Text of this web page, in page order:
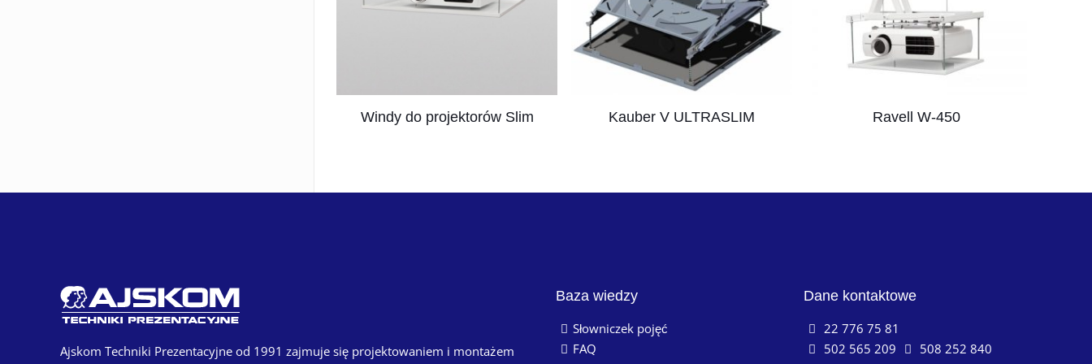
Windy do projektorów Slim Kauber V ULTRASLIM Ravell W-450
Ajskom Techniki Prezentacyjne od 1991 zajmuje się projektowaniem i montażem
Baza wiedzy
Słowniczek pojęć
FAQ
Dane kontaktowe
22 776 75 81
502 565 209
508 252 840